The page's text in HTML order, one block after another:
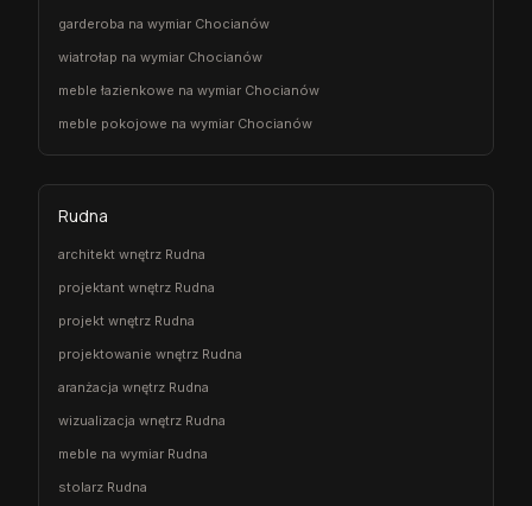
garderoba na wymiar Chocianów
wiatrołap na wymiar Chocianów
meble łazienkowe na wymiar Chocianów
meble pokojowe na wymiar Chocianów
Rudna
architekt wnętrz Rudna
projektant wnętrz Rudna
projekt wnętrz Rudna
projektowanie wnętrz Rudna
aranżacja wnętrz Rudna
wizualizacja wnętrz Rudna
meble na wymiar Rudna
stolarz Rudna